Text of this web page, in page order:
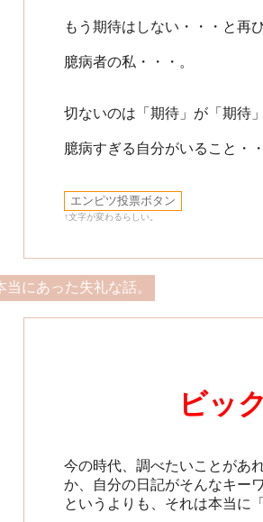
もう期待はしない・・・と再
臆病者の私・・・。
切ないのは「期待」が「期待
臆病すぎる自分がいること・
↑文字が変わるらしい。
当にあった失礼な話。
ビッ
今の時代、調べたいことがあ
か、自分の日記がそんなキー
というよりも、それは本当に